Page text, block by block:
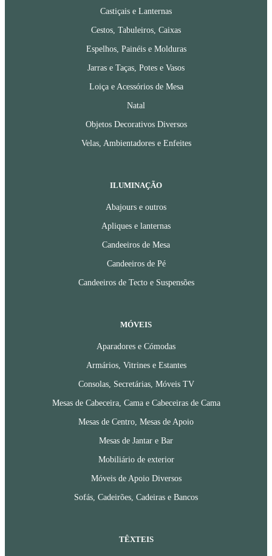
Castiçais e Lanternas
Cestos, Tabuleiros, Caixas
Espelhos, Painéis e Molduras
Jarras e Taças, Potes e Vasos
Loiça e Acessórios de Mesa
Natal
Objetos Decorativos Diversos
Velas, Ambientadores e Enfeites
ILUMINAÇÃO
Abajours e outros
Apliques e lanternas
Candeeiros de Mesa
Candeeiros de Pé
Candeeiros de Tecto e Suspensões
MÓVEIS
Aparadores e Cómodas
Armários, Vitrines e Estantes
Consolas, Secretárias, Móveis TV
Mesas de Cabeceira, Cama e Cabeceiras de Cama
Mesas de Centro, Mesas de Apoio
Mesas de Jantar e Bar
Mobiliário de exterior
Móveis de Apoio Diversos
Sofás, Cadeirões, Cadeiras e Bancos
TÊXTEIS